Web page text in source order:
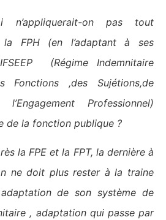
n’appliquerait-on pas tout
FPH (en l’adaptant à ses
(Régime Indemnitaire
Fonctions ,des Sujétions,de
Professionnel)
de la fonction publique ?
la FPE et la FPT, la dernière à
ne doit plus rester à la traine
de son système de
, adaptation qui passe par